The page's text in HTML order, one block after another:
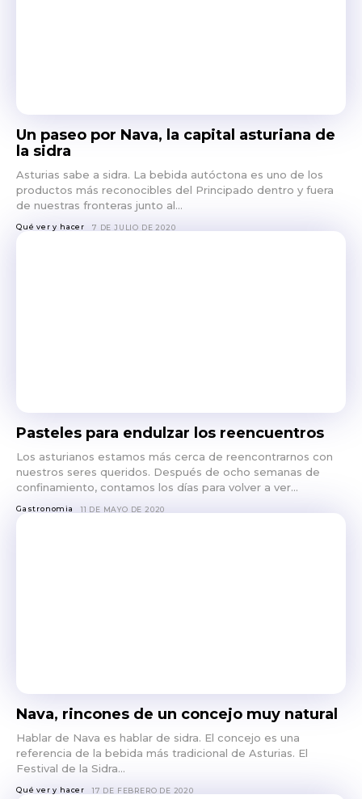
Un paseo por Nava, la capital asturiana de
la sidra
Asturias sabe a sidra. La bebida autóctona es uno de los
productos más reconocibles del Principado dentro y fuera
de nuestras fronteras junto al...
Qué ver y hacer 7 DE JULIO DE 2020
Pasteles para endulzar los reencuentros
Los asturianos estamos más cerca de reencontrarnos con
nuestros seres queridos. Después de ocho semanas de
confinamiento, contamos los días para volver a ver...
Gastronomia 11 DE MAYO DE 2020
Nava, rincones de un concejo muy natural
Hablar de Nava es hablar de sidra. El concejo es una
referencia de la bebida más tradicional de Asturias. El
Festival de la Sidra...
Qué ver y hacer 17 DE FEBRERO DE 2020